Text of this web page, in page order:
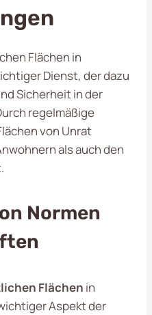
Flächen in
Dienst, der dazu
Sicherheit in der
regelmäßige
von Unrat
als auch den
Normen
Flächen in
Aspekt der